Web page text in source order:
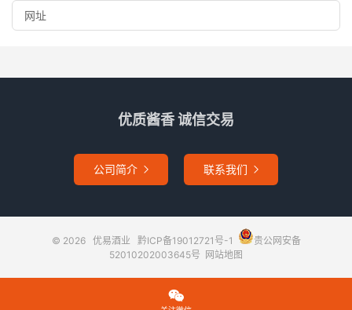
优质酱香 诚信交易
公司简介  联系我们 
© 2026 优易酒业 黔ICP备19012721号-1
贵公网安备
52010202003645号 网站地图
